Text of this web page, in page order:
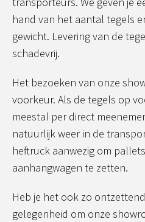
hand van het aantal tegels
gewicht. Levering van de
schadevrij.
Het bezoeken van onze
voorkeur. Als de tegels op
meestal per direct
natuurlijk weer in de
heftruck aanwezig om
aanhangwagen te zetten.
Heb je het ook zo
gelegenheid om onze